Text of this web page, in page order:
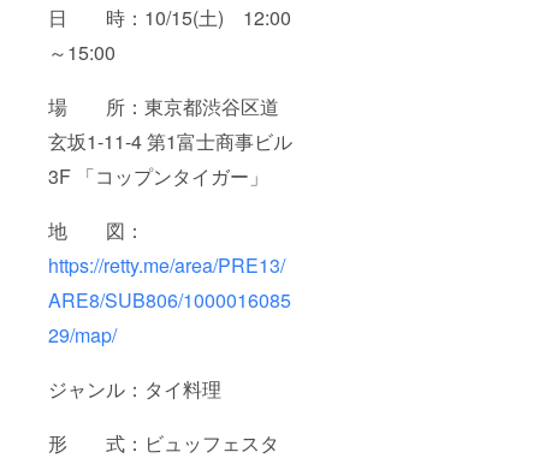
日 時：10/15(土) 12:00
～15:00
場 所：東京都渋谷区道
玄坂1-11-4 第1富士商事ビル
3F 「コップンタイガー」
地 図：
https://retty.me/area/PRE13/
ARE8/SUB806/1000016085
29/map/
ジャンル：タイ料理
形 式：ビュッフェスタ